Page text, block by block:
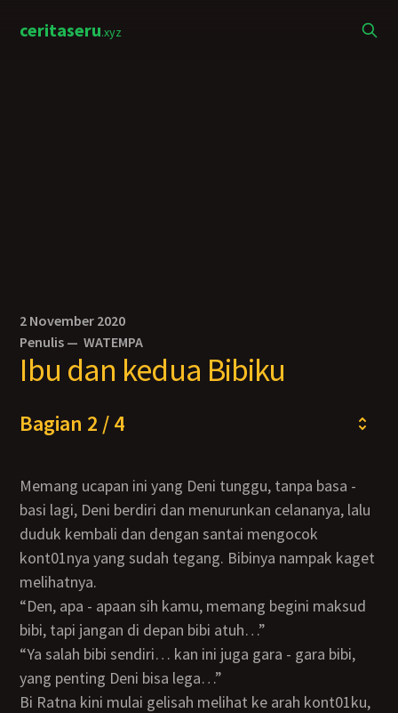
ceritaseru.xyz
2 November 2020
Penulis —WATEMPA
Ibu dan kedua Bibiku
Bagian 2 / 4
Memang ucapan ini yang Deni tunggu, tanpa basa -
basi lagi, Deni berdiri dan menurunkan celananya, lalu
duduk kembali dan dengan santai mengocok
kont01nya yang sudah tegang. Bibinya nampak kaget
melihatnya.
“Den, apa - apaan sih kamu, memang begini maksud
bibi, tapi jangan di depan bibi atuh…”
“Ya salah bibi sendiri… kan ini juga gara - gara bibi,
yang penting Deni bisa lega…”
Bi Ratna kini mulai gelisah melihat ke arah kont01ku,